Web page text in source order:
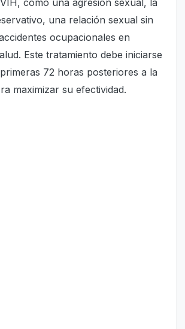
una relación sexual sin
ocupacionales en
Este tratamiento debe iniciarse
72 horas posteriores a la
maximizar su efectividad.